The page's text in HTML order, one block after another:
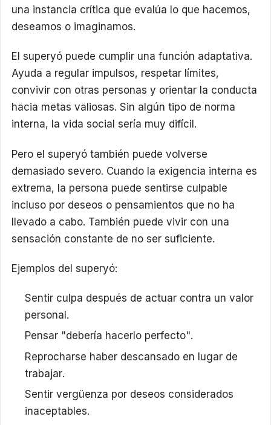
una instancia crítica que evalúa lo que hacemos,
deseamos o imaginamos.
El superyó puede cumplir una función adaptativa.
Ayuda a regular impulsos, respetar límites,
convivir con otras personas y orientar la conducta
hacia metas valiosas. Sin algún tipo de norma
interna, la vida social sería muy difícil.
Pero el superyó también puede volverse
demasiado severo. Cuando la exigencia interna es
extrema, la persona puede sentirse culpable
incluso por deseos o pensamientos que no ha
llevado a cabo. También puede vivir con una
sensación constante de no ser suficiente.
Ejemplos del superyó:
Sentir culpa después de actuar contra un valor
personal.
Pensar "debería hacerlo perfecto".
Reprocharse haber descansado en lugar de
trabajar.
Sentir vergüenza por deseos considerados
inaceptables.